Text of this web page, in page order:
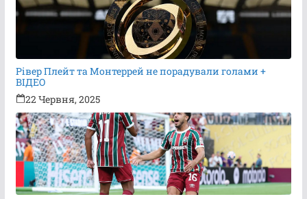
Рівер Плейт та Монтеррей не порадували голами +
ВІДЕО
22 Червня, 2025